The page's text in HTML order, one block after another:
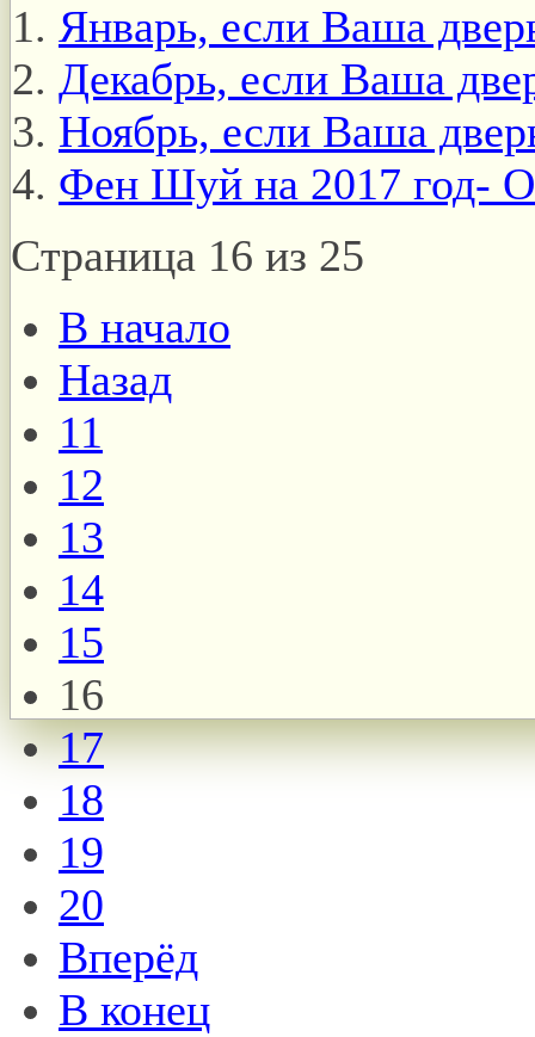
Январь, если Ваша
Декабрь, если Ваша
Ноябрь, если Ваша
Фен Шуй на 2017 год-
Страница 16 из 25
В начало
Назад
11
12
13
14
15
16
17
18
19
20
Вперёд
В конец